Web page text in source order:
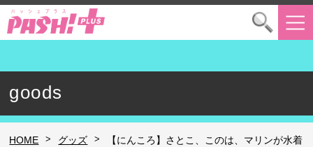
goods
HOME > グッズ >
【にんころ】さとこ、このは、マリンが水着